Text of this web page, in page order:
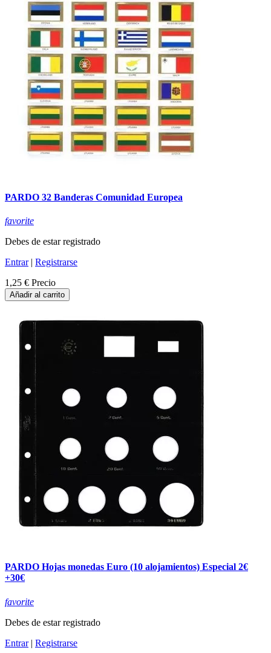
PARDO 32 Banderas Comunidad Europea
favorite
Debes de estar registrado
Entrar| Registrarse
1,25 € Precio
Añadir al carrito
PARDO Hojas monedas Euro (10 alojamientos) Especial 2€
+30€
favorite
Debes de estar registrado
Entrar| Registrarse